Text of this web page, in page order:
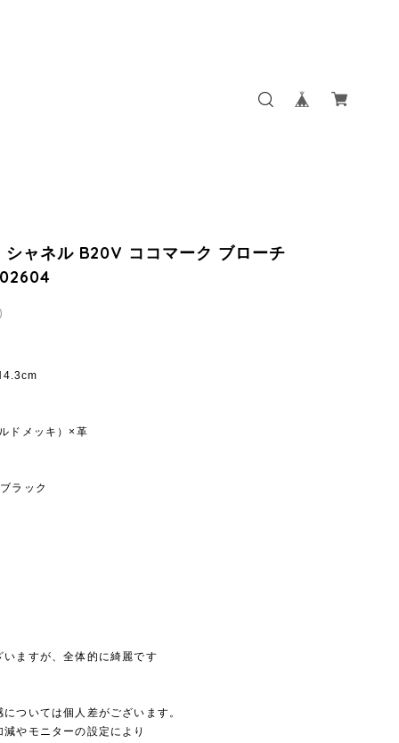
シャネル B20V ココマーク ブローチ
ドメッキ）×革
ラック
ますが、全体的に綺麗です
ついては個人差がございます。
やモニターの設定により